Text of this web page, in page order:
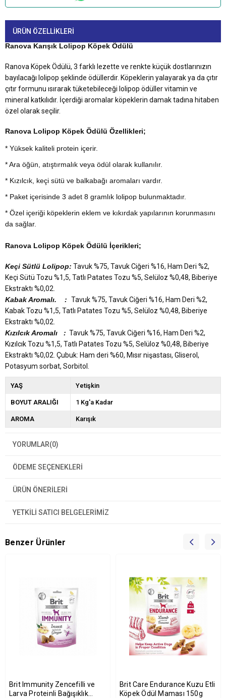
ÜRÜN ÖZELLIKLERI
Ranova Karışık Lolipop Köpek Ödülü
Ranova Köpek Ödülü, 3 farklı lezette ve renkte küçük dostlarınızın
bayılacağı lolipop şeklinde ödüllerdir. Köpeklerin yalayarak ya da çıtır
çıtır formunu ısırarak tüketebileceği lolipop ödüller vitamin ve
mineral katkılıdır. İçerdiği aromalar köpeklerin damak tadına hitaben
özel olarak seçilir.
Ranova Lolipop Köpek Ödülü Özellikleri;
* Yüksek kaliteli protein içerir.
* Ara öğün, atıştırmalık veya ödül olarak kullanılır.
* Kızılcık, keçi sütü ve balkabağı aromaları vardır.
* Paket içerisinde 3 adet 8 gramlık lolipop bulunmaktadır.
* Özel içeriği köpeklerin eklem ve kıkırdak yapılarının korunmasını
da sağlar.
Ranova Lolipop Köpek Ödülü İçerikleri;
Keçi Sütlü Lolipop: Tavuk %75, Tavuk Ciğeri %16, Ham Deri %2,
Keçi Sütü Tozu %1,5, Tatlı Patates Tozu %5, Selüloz %0,48, Biberiye
Ekstraktı %0,02.
Kabak Aromalı. : Tavuk %75, Tavuk Ciğeri %16, Ham Deri %2,
Kabak Tozu %1,5, Tatlı Patates Tozu %5, Selüloz %0,48, Biberiye
Ekstraktı %0,02.
Kızılcık Aromalı : Tavuk %75, Tavuk Ciğeri %16, Ham Deri %2,
Kızılcık Tozu %1,5, Tatlı Patates Tozu %5, Selüloz %0,48, Biberiye
Ekstraktı %0,02. Çubuk: Ham deri %60, Mısır nişastası, Gliserol,
Potasyum sorbat, Sorbitol.
YAŞ Yetişkin
BOYUT ARALIĞI 1 Kg'a Kadar
AROMA Karışık
YORUMLAR(0)
ÖDEME SEÇENEKLERI
ÜRÜN ÖNERILERI
YETKİLİ SATICI BELGELERİMİZ
Benzer Ürünler
Brit Immunity Zencefilli ve
Larva Proteinli Bağışıklık
Brit Care Endurance Kuzu Etli
Köpek Ödül Maması 150g